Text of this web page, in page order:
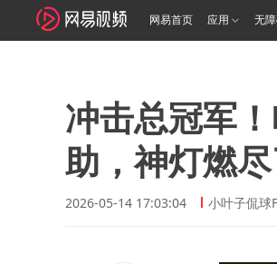
网易首页 应用 无
冲击总冠军
助，神灯燃
2026-05-14 17:03:04 小叶子侃球